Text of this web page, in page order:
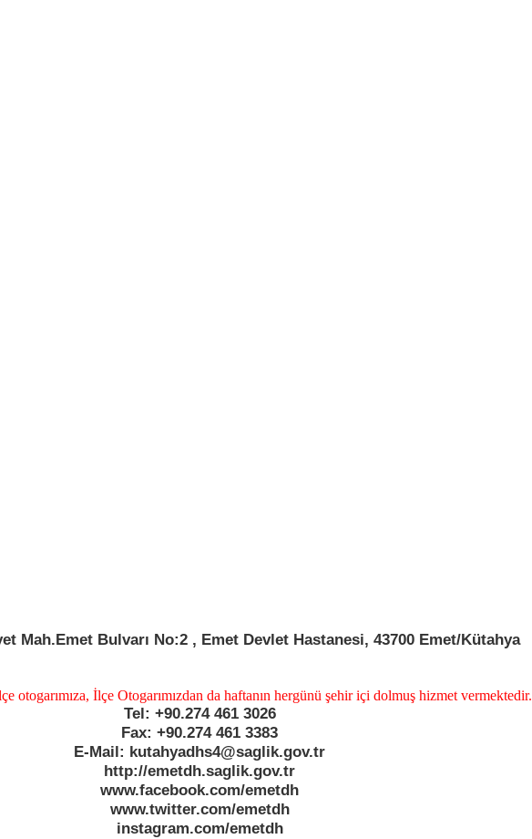
Mah.Emet Bulvarı No:2 , Emet Devlet Hastanesi, 43700 Emet/Kütahya
otogarımıza, İlçe Otogarımızdan da haftanın hergünü şehir içi dolmuş hizmet vermektedir.
Tel: +90.274 461 3026
Fax: +90.274 461 3383
E-Mail: kutahyadhs4@saglik.gov.tr
http://emetdh.saglik.gov.tr
www.facebook.com/emetdh
www.twitter.com/emetdh
instagram.com/emetdh